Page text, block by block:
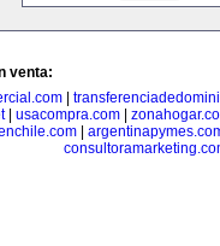
venta:
| usacompra.com|